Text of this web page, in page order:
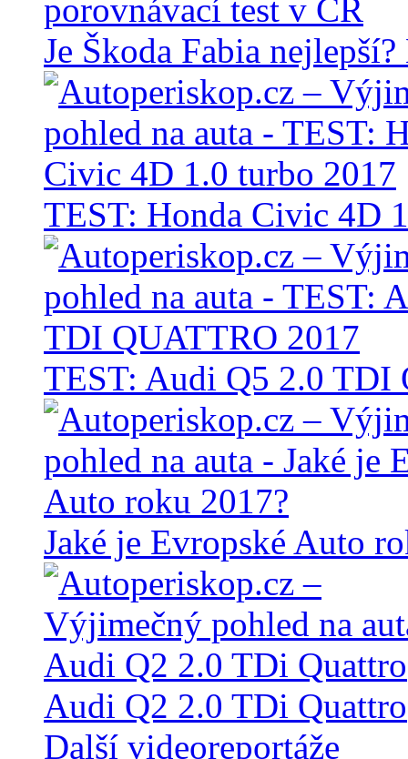
Je Škoda Fabia
TEST: Honda Civic 4D
TEST: Audi Q5 2.0 TDI
Jaké je Evropské Auto
Audi Q2 2.0 TDi Quattro
Další videoreportáže